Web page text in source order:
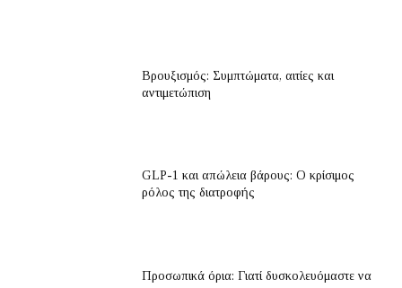
Βρουξισμός: Συμπτώματα, αιτίες και
αντιμετώπιση
GLP-1 και απώλεια βάρους: Ο κρίσιμος
ρόλος της διατροφής
Προσωπικά όρια: Γιατί δυσκολευόμαστε να